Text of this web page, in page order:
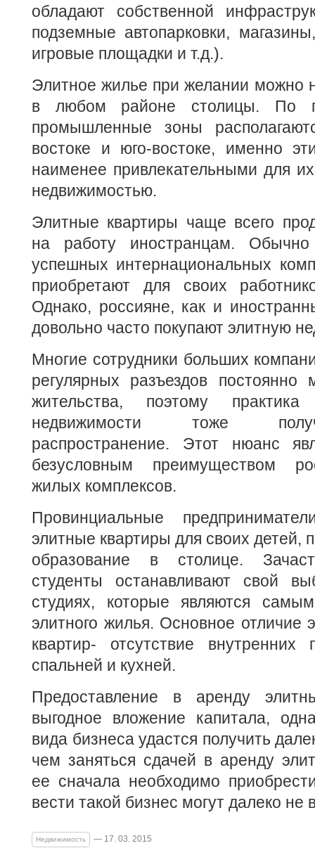
обладают собственной
подземные автопарковки,
игровые площадки и т.д.).
Элитное жилье при желании можно
в любом районе столицы. По
промышленные зоны
востоке и юго-востоке, именно
наименее привлекательными для
недвижимостью.
Элитные квартиры чаще всего
на работу иностранцам.
успешных интернациональных
приобретают для своих
Однако, россияне, как и
довольно часто покупают элитную
Многие сотрудники больших
регулярных разъездов постоянно
жительства, поэтому
недвижимости тоже
распространение. Этот нюанс
безусловным преимуществом
жилых комплексов.
Провинциальные
элитные квартиры для своих
образование в столице.
студенты останавливают свой
студиях, которые являются
элитного жилья. Основное отличие
квартир- отсутствие внутренних
спальней и кухней.
Предоставление в аренду
выгодное вложение капитала,
вида бизнеса удастся получить
чем заняться сдачей в аренду
ее сначала необходимо
вести такой бизнес могут далеко не
Недвижимость — 17. 03. 2015